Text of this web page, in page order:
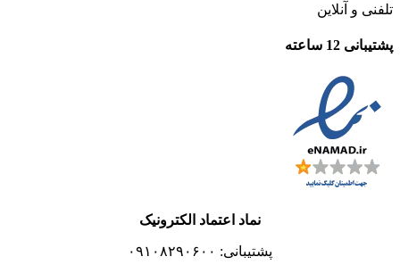
تلفنی و آنلاین
پشتیبانی 12 ساعته
نماد اعتماد الکترونیک
پشتیبانی: ۰۹۱۰۸۲۹۰۶۰۰